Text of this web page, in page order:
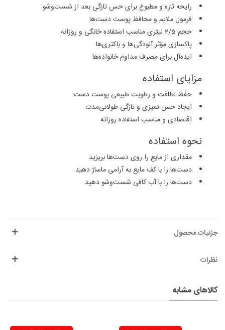
رایحه تازه و مطبوع برای حس تازگی بعد از شست‌وشو
فرمول ملایم و محافظ پوست دست‌ها
حجم 2/5 لیتری مناسب استفاده خانگی و روزانه
پاکسازی مؤثر آلودگی‌ها و باکتری‌ها
ایده‌آل برای مصرف مداوم خانواده‌ها
مزایای استفاده
حفظ لطافت و رطوبت طبیعی پوست دست
ایجاد حس تمیزی و تازگی طولانی‌مدت
اقتصادی و مناسب استفاده روزانه
نحوه استفاده
مقداری از مایع را روی دست‌ها بریزید
دست‌ها را با کف مایع به آرامی ماساژ دهید
دست‌ها را با آب کافی شست‌وشو دهید
جزئیات محصول
نظرات
کالاهای مشابه